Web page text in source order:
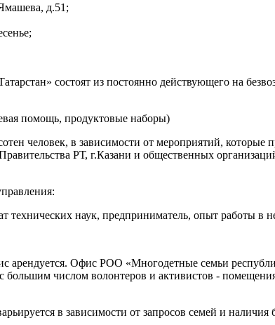
д.51;
состоят из постоянно действующего на
помощь, продуктовые наборы)
человек, в зависимости от мероприятий,
РТ, г.Казани и общественных
наук, предприниматель, опыт работы в
Офис РОО «Многодетные семьи
числом волонтеров и активистов -
в зависимости от запросов семей и